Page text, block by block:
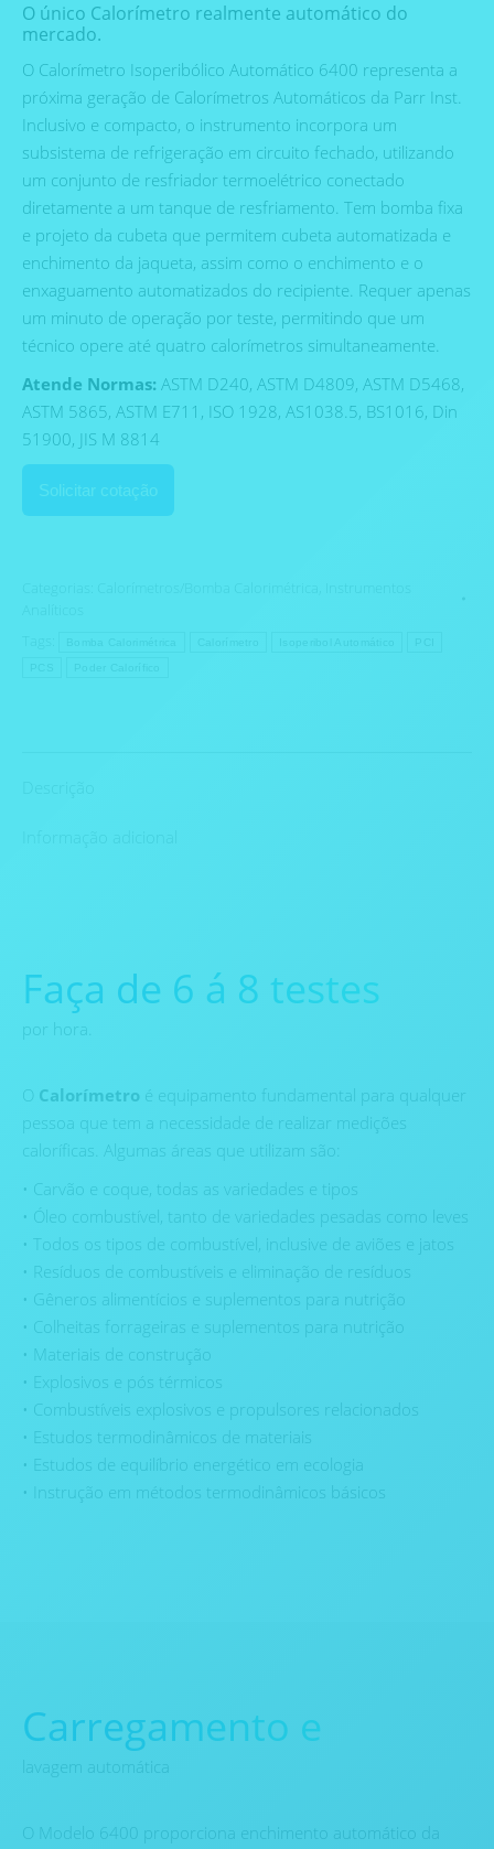
O único Calorímetro realmente automático do
mercado.
O Calorímetro Isoperibólico Automático 6400 representa a
próxima geração de Calorímetros Automáticos da Parr Inst.
Inclusivo e compacto, o instrumento incorpora um
subsistema de refrigeração em circuito fechado, utilizando
um conjunto de resfriador termoelétrico conectado
diretamente a um tanque de resfriamento. Tem bomba fixa
e projeto da cubeta que permitem cubeta automatizada e
enchimento da jaqueta, assim como o enchimento e o
enxaguamento automatizados do recipiente. Requer apenas
um minuto de operação por teste, permitindo que um
técnico opere até quatro calorímetros simultaneamente.
Atende Normas: ASTM D240, ASTM D4809, ASTM D5468,
ASTM 5865, ASTM E711, ISO 1928, AS1038.5, BS1016, Din
51900, JIS M 8814
Solicitar cotação
Faça de 6 á 8 testes
por hora.
O Calorímetro é equipamento fundamental para qualquer
pessoa que tem a necessidade de realizar medições
caloríficas. Algumas áreas que utilizam são:
• Carvão e coque, todas as variedades e tipos
• Óleo combustível, tanto de variedades pesadas como leves
• Todos os tipos de combustível, inclusive de aviões e jatos
• Resíduos de combustíveis e eliminação de resíduos
• Gêneros alimentícios e suplementos para nutrição
• Colheitas forrageiras e suplementos para nutrição
• Materiais de construção
• Explosivos e pós térmicos
• Combustíveis explosivos e propulsores relacionados
• Estudos termodinâmicos de materiais
• Estudos de equilíbrio energético em ecologia
• Instrução em métodos termodinâmicos básicos
Carregamento e
lavagem automática
O Modelo 6400 proporciona enchimento automático da